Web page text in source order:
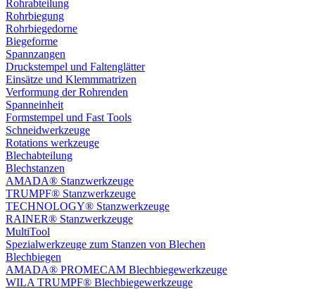
Rohrabteilung
Rohrbiegung
Rohrbiegedorne
Biegeforme
Spannzangen
Druckstempel und Faltenglätter
Einsätze und Klemmmatrizen
Verformung der Rohrenden
Spanneinheit
Formstempel und Fast Tools
Schneidwerkzeuge
Rotations werkzeuge
Blechabteilung
Blechstanzen
AMADA® Stanzwerkzeuge
TRUMPF® Stanzwerkzeuge
TECHNOLOGY® Stanzwerkzeuge
RAINER® Stanzwerkzeuge
MultiTool
Spezialwerkzeuge zum Stanzen von Blechen
Blechbiegen
AMADA® PROMECAM Blechbiegewerkzeuge
WILA TRUMPF® Blechbiegewerkzeuge